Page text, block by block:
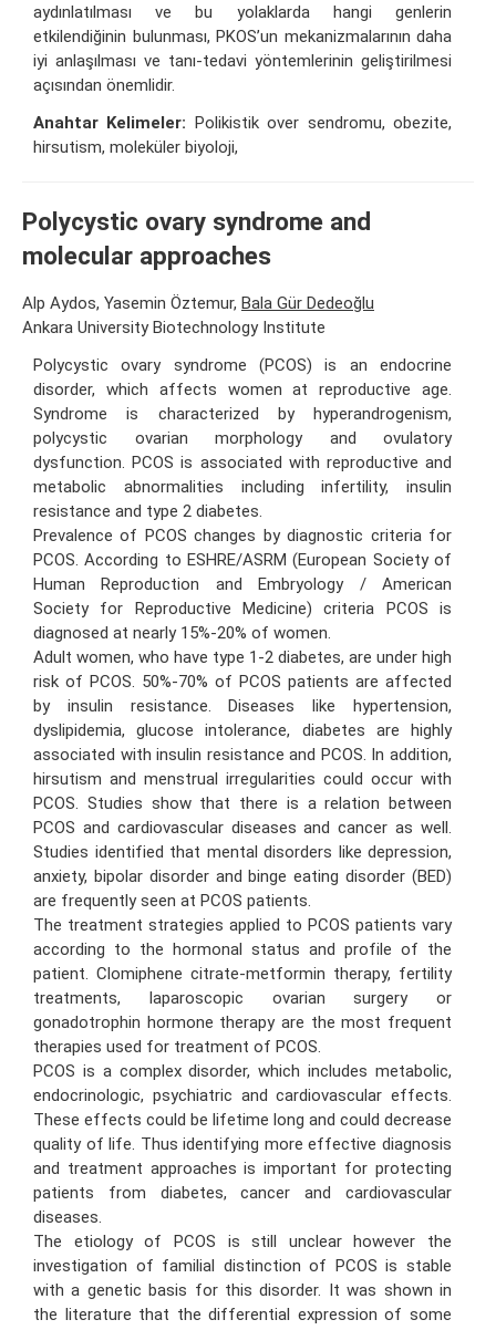
aydınlatılması ve bu yolaklarda hangi genlerin
etkilendiğinin bulunması, PKOS’un mekanizmalarının daha
iyi anlaşılması ve tanı-tedavi yöntemlerinin geliştirilmesi
açısından önemlidir.
Anahtar Kelimeler: Polikistik over sendromu, obezite,
hirsutism, moleküler biyoloji,
Polycystic ovary syndrome and
molecular approaches
Alp Aydos, Yasemin Öztemur, Bala Gür Dedeoğlu
Ankara University Biotechnology Institute
Polycystic ovary syndrome (PCOS) is an endocrine
disorder, which affects women at reproductive age.
Syndrome is characterized by hyperandrogenism,
polycystic ovarian morphology and ovulatory
dysfunction. PCOS is associated with reproductive and
metabolic abnormalities including infertility, insulin
resistance and type 2 diabetes.
Prevalence of PCOS changes by diagnostic criteria for
PCOS. According to ESHRE/ASRM (European Society of
Human Reproduction and Embryology / American
Society for Reproductive Medicine) criteria PCOS is
diagnosed at nearly 15%-20% of women.
Adult women, who have type 1-2 diabetes, are under high
risk of PCOS. 50%-70% of PCOS patients are affected
by insulin resistance. Diseases like hypertension,
dyslipidemia, glucose intolerance, diabetes are highly
associated with insulin resistance and PCOS. In addition,
hirsutism and menstrual irregularities could occur with
PCOS. Studies show that there is a relation between
PCOS and cardiovascular diseases and cancer as well.
Studies identified that mental disorders like depression,
anxiety, bipolar disorder and binge eating disorder (BED)
are frequently seen at PCOS patients.
The treatment strategies applied to PCOS patients vary
according to the hormonal status and profile of the
patient. Clomiphene citrate-metformin therapy, fertility
treatments, laparoscopic ovarian surgery or
gonadotrophin hormone therapy are the most frequent
therapies used for treatment of PCOS.
PCOS is a complex disorder, which includes metabolic,
endocrinologic, psychiatric and cardiovascular effects.
These effects could be lifetime long and could decrease
quality of life. Thus identifying more effective diagnosis
and treatment approaches is important for protecting
patients from diabetes, cancer and cardiovascular
diseases.
The etiology of PCOS is still unclear however the
investigation of familial distinction of PCOS is stable
with a genetic basis for this disorder. It was shown in
the literature that the differential expression of some